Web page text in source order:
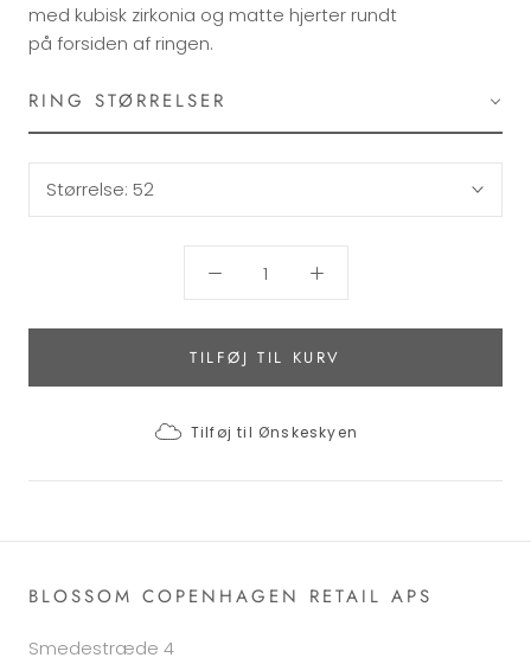
med kubisk zirkonia og matte hjerter rundt
på forsiden af ringen.
RING STØRRELSER
Størrelse: 52
TILFØJ TIL KURV
Tilføj til Ønskeskyen
BLOSSOM COPENHAGEN RETAIL APS
Smedestræde 4